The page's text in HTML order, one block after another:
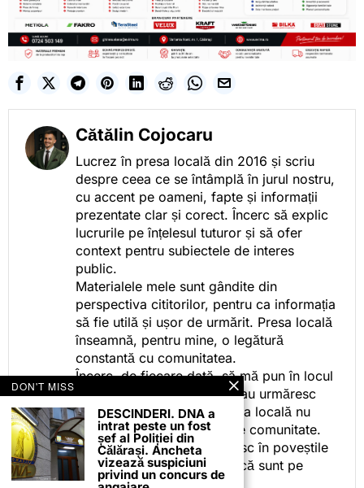
Cătălin Cojocaru
Lucrez în presa locală din 2016 și scriu
despre ceea ce se întâmplă în jurul nostru,
cu accent pe oameni, fapte și informații
prezentate clar și corect. Încerc să explic
lucrurile pe înțelesul tuturor și să ofer
context pentru subiectele de interes
public.
Materialele mele sunt gândite din
perspectiva cititorilor, pentru ca informația
să fie utilă și ușor de urmărit. Presa locală
înseamnă, pentru mine, o legătură
constantă cu comunitatea.
Încerc, de fiecare dată, să mă pun în locul
celor care citesc, privesc sau urmăresc
ceea ce fac. Pentru că presa locală nu
este despre mine, ci despre comunitate.
Iar dacă oamenii se regăsesc în poveștile
pe care le spun, înseamnă că sunt pe
drumul bun.
DON'T MISS
DESCINDERI. DNA a
intrat peste un fost
șef al Poliției din
Călărași. Ancheta
vizează suspiciuni
privind un concurs de